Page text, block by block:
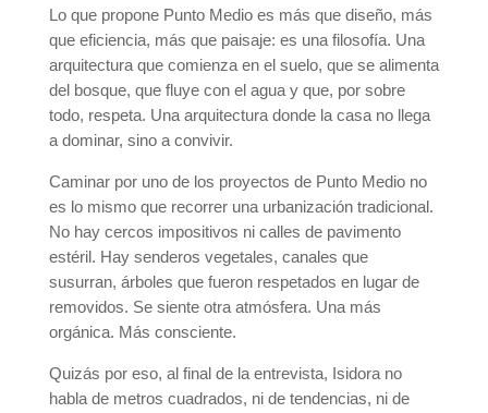
Lo que propone Punto Medio es más que diseño, más
que eficiencia, más que paisaje: es una filosofía. Una
arquitectura que comienza en el suelo, que se alimenta
del bosque, que fluye con el agua y que, por sobre
todo, respeta. Una arquitectura donde la casa no llega
a dominar, sino a convivir.
Caminar por uno de los proyectos de Punto Medio no
es lo mismo que recorrer una urbanización tradicional.
No hay cercos impositivos ni calles de pavimento
estéril. Hay senderos vegetales, canales que
susurran, árboles que fueron respetados en lugar de
removidos. Se siente otra atmósfera. Una más
orgánica. Más consciente.
Quizás por eso, al final de la entrevista, Isidora no
habla de metros cuadrados, ni de tendencias, ni de